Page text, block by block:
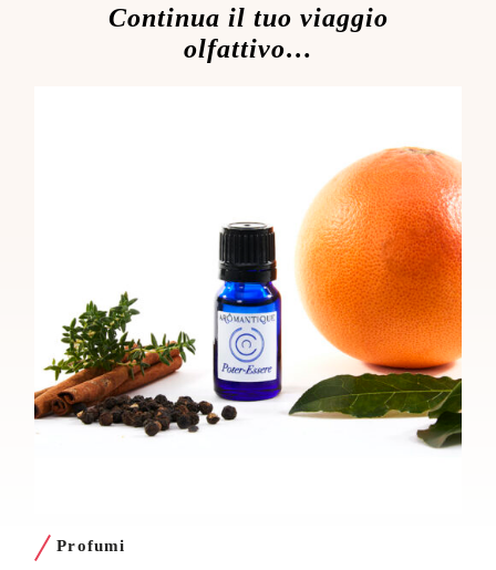
Continua il tuo viaggio
olfattivo…
Profumi